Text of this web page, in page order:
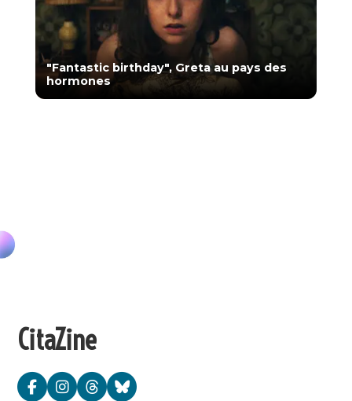
"Fantastic birthday", Greta au pays des
hormones
CitaZine